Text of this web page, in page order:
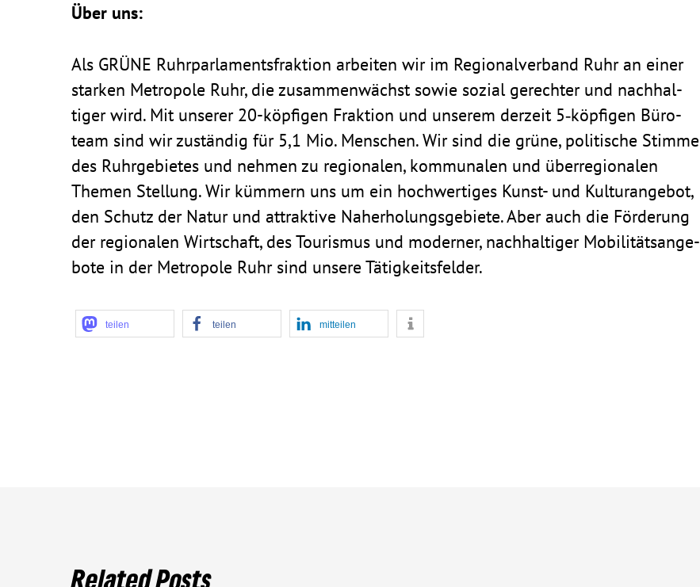
Über uns:
Als GRÜNE Ruhr­par­la­ments­frak­tion arbeiten wir im Regio­nal­ver­band Ruhr an einer
starken Metro­pole Ruhr, die zusam­men­wächst sowie sozial gerechter und nach­hal­
tiger wird. Mit unserer 20-köpfigen Frak­tion und unserem derzeit 5‑köpfigen Büro­
team sind wir zuständig für 5,1 Mio. Menschen. Wir sind die grüne, poli­ti­sche Stimme
des Ruhr­ge­bietes und nehmen zu regio­nalen, kommu­nalen und über­re­gio­nalen
Themen Stel­lung. Wir kümmern uns um ein hoch­wer­tiges Kunst- und Kultur­angebot,
den Schutz der Natur und attrak­tive Naherho­lungs­ge­biete. Aber auch die Förde­rung
der regio­nalen Wirt­schaft, des Tourismus und moderner, nach­hal­tiger Mobi­li­täts­an­ge­
bote in der Metro­pole Ruhr sind unsere Tätig­keits­felder.
teilen teilen mitteilen
Related Posts